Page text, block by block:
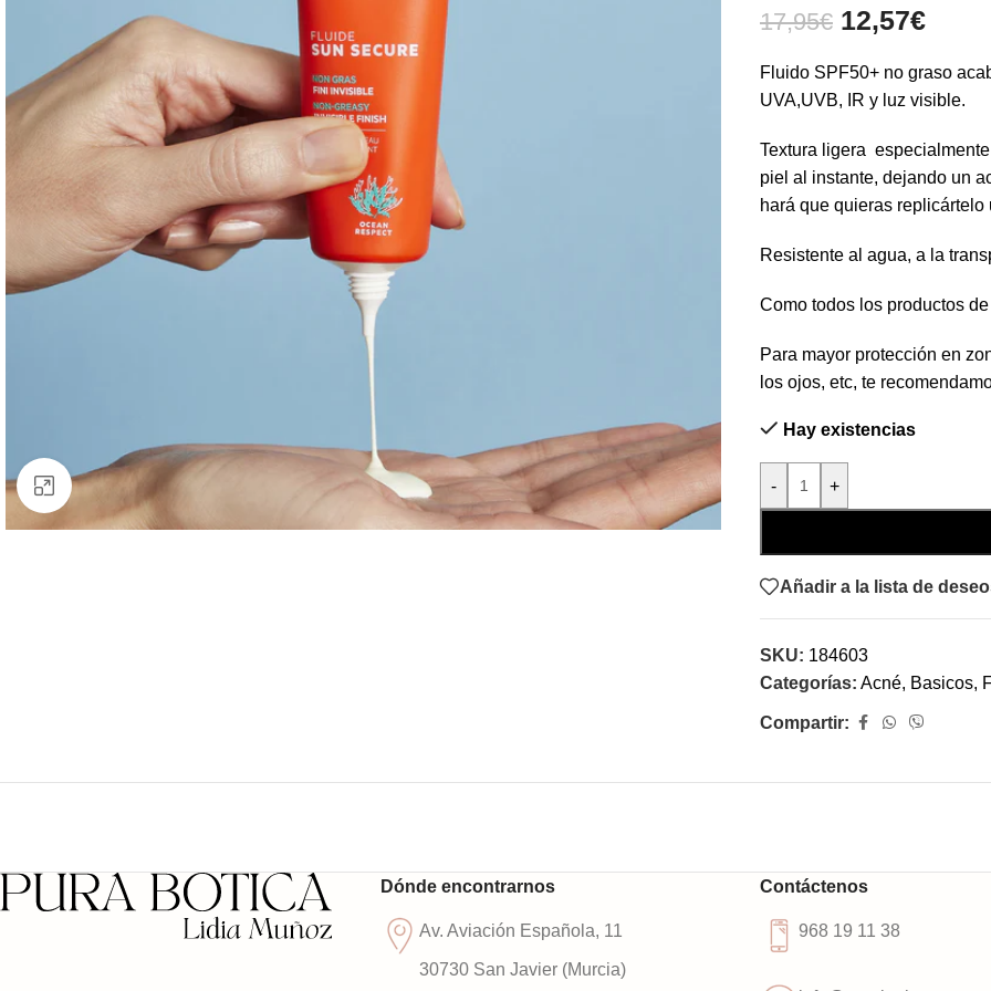
Clic para ampliar
17,95€ 12,57€
Fluido SPF50+ no graso
UVA,UVB, IR y luz visible.
Textura ligera
piel al instante, dejando un
hará que quieras replicártelo
Resistente al agua, a la
Como todos los productos
Para mayor protección en
los ojos, etc, te
Hay existencias
- +
Añadir a la lista de
SKU: 184603
Categorías: Acné, Basicos,
Compartir:
Dónde encontrarnos
Av. Aviación Española, 11
30730 San Javier (Murcia)
Contáctenos
968 19 11 38